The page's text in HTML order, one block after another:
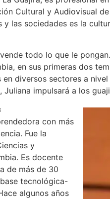
Cultural y Audiovisual
y las sociedades es la
todo lo que le
en sus primeras dos
diversos sectores a
Juliana impulsará a los
con más
Fue la
y
Es docente
de más de 30
tecnológica-
algunos años